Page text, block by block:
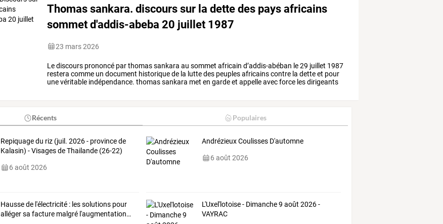
Thomas sankara. discours sur la dette des pays africains
sommet d'addis-abeba 20 juillet 1987
23 mars 2026
Lediscours prononcé parthomassankara au sommet africain d’addis-abéban le29 juillet 1987
restera comme un document historiquede la luttedes peuplesafricainscontre la detteet pour
unevéritable indépendance. thomassankara met en gardeet appelleavecforce lesdirigeants
Récents Populaires
Repiquage du riz (juil. 2026 - province de
Kalasin) - Visages de Thailande (26-22)
6 août 2026
Andrézieux Coulisses D'automne
6 août 2026
Haussedel'électricité:lessolutionspour
allégersa facturemalgrél'augmentation…
L'Uxel'lotoise - Dimanche 9 août 2026 -
VAYRAC